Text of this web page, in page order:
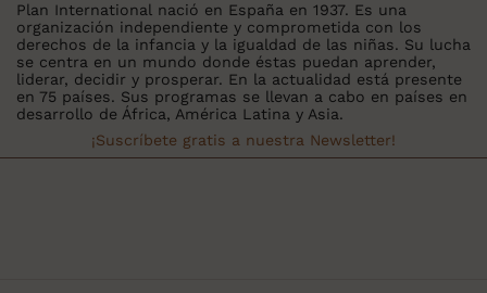
Plan International nació en España en 1937. Es una
organización independiente y comprometida con los
derechos de la infancia y la igualdad de las niñas. Su lucha
se centra en un mundo donde éstas puedan aprender,
liderar, decidir y prosperar. En la actualidad está presente
en 75 países. Sus programas se llevan a cabo en países en
desarrollo de África, América Latina y Asia.
¡Suscríbete gratis a nuestra Newsletter!